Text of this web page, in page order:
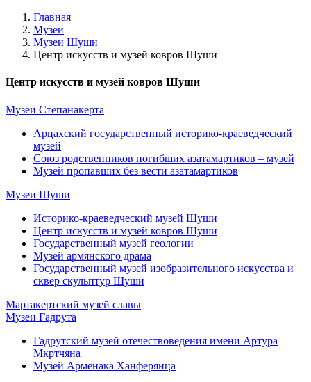
Главная
Музеи
Музеи Шуши
Центр искусств и музей ковров Шуши
Центр искусств и музей ковров Шуши
Музеи Степанакерта
Арцахский государственный историко-краеведческий
музей
Союз родственников погибших азатамартиков – музей
Музей пропавших без вести азатамартиков
Музеи Шуши
Историко-краеведческий музей Шуши
Центр искусств и музей ковров Шуши
Государственный музей геологии
Музей армянского драма
Государственный музей изобразительного искусства и
сквер скульптур Шуши
Мартакертский музей славы
Музеи Гадрута
Гадрутский музей отечествоведения имени Артура
Мкртчяна
Музей Арменака Ханферянца